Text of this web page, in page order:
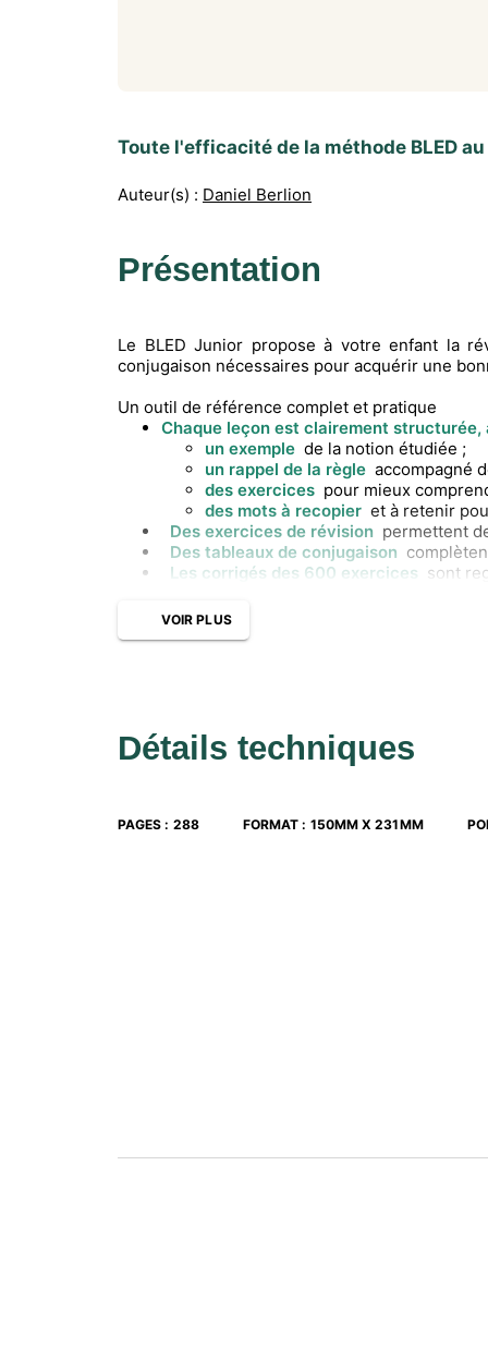
Toute l'efficacité de la méthode BLED
Auteur(s) : Daniel Berlion
Présentation
Le BLED Junior propose à votre enfant la
conjugaison nécessaires pour acquérir une
Un outil de référence complet et pratique
Chaque leçon est clairement structurée,
un exemple de la notion étudiée ;
un rappel de la règle accompagné
des exercices pour mieux
des mots à recopier et à retenir
Des exercices de révision permettent
Des tableaux de conjugaison
Les corrigés des 600 exercices sont
VOIR PLUS
Détails techniques
PAGES : 288 FORMAT : 150MM X 231MM